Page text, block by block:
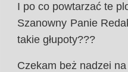
I po co powtarzać te
Szanowny Panie
takie głupoty???
Czekam beż nadzei